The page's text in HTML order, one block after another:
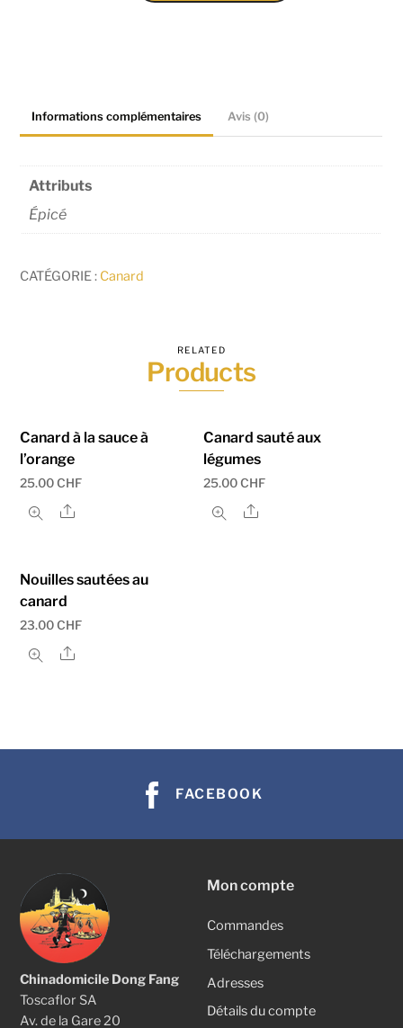
Informations complémentaires Avis (0)
Attributs
Épicé
CATÉGORIE : Canard
RELATED
Products
Canard à la sauce à
l’orange
25.00CHF
Share
Canard sauté aux
légumes
25.00CHF
Share
Nouilles sautées au
canard
23.00CHF
Share
FACEBOOK
Chinadomicile Dong Fang
Toscaflor SA
Av. de la Gare 20
Mon compte
Commandes
Téléchargements
Adresses
Détails du compte